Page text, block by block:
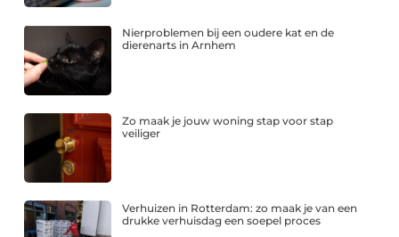
Nierproblemen bij een oudere kat en de
dierenarts in Arnhem
Zo maak je jouw woning stap voor stap
veiliger
Verhuizen in Rotterdam: zo maak je van een
drukke verhuisdag een soepel proces